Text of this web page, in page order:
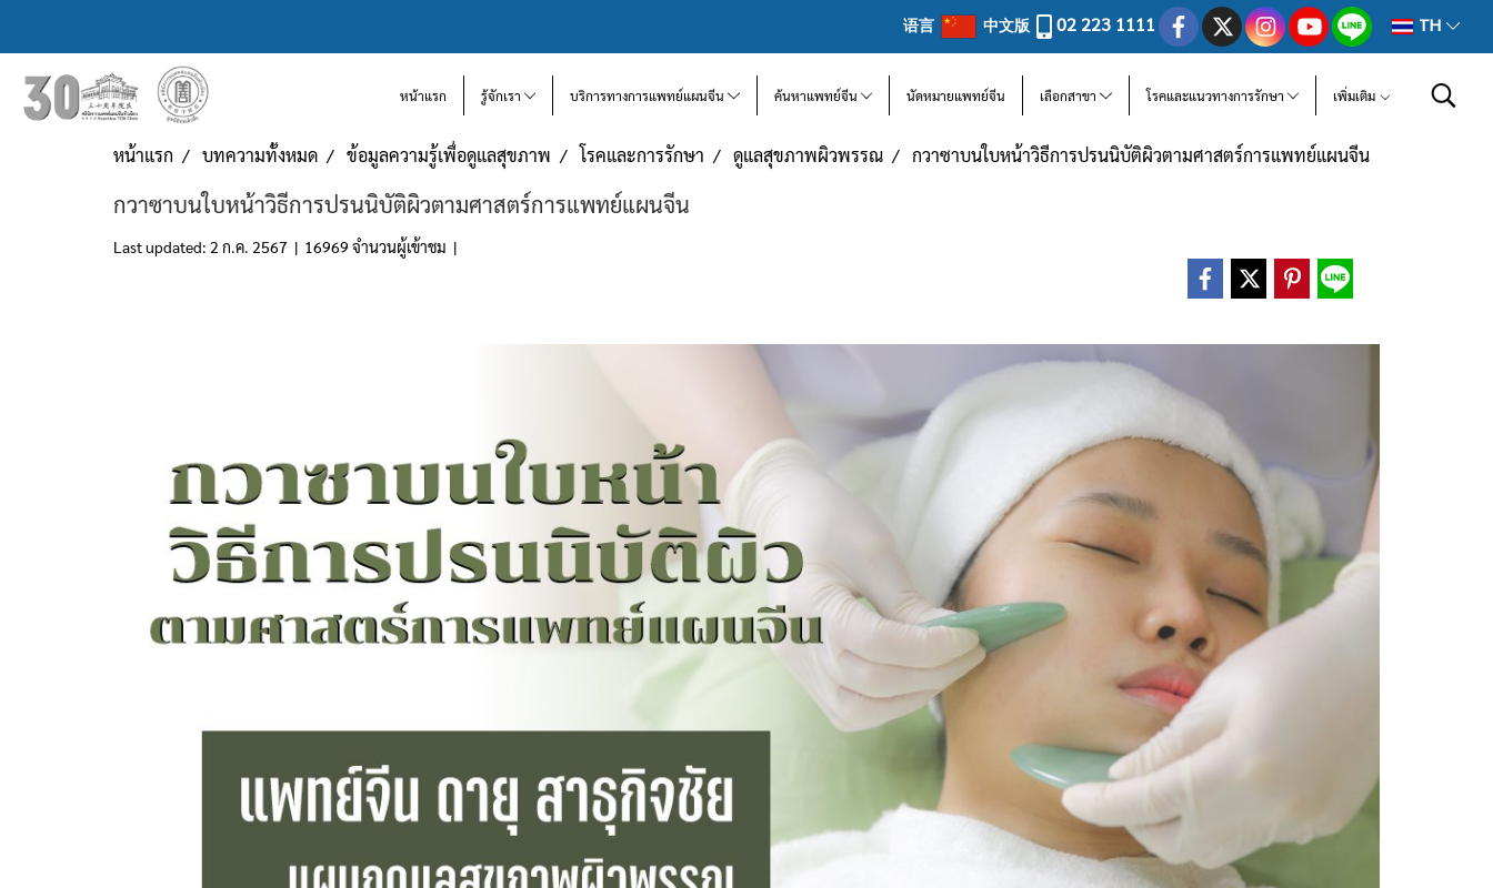
语言 中文版 02 223 1111 TH
หน้าแรก รู้จักเรา บริการทางการแพทย์แผนจีน ค้นหาแพทย์จีน นัดหมายแพทย์จีน เลือกสาขา โรคและแนวทางการรักษา เพิ่มเติม
หน้าแรก บทความทั้งหมด ข้อมูลความรู้เพื่อดูแลสุขภาพ โรคและการรักษา ดูแลสุขภาพผิวพรรณ กวาซาบนใบหน้าวิธีการปรนนิบัติผิวตามศาสตร์การแพทย์แผนจีน
กวาซาบนใบหน้าวิธีการปรนนิบัติผิวตามศาสตร์การแพทย์แผนจีน
Last updated: 2 ก.ค. 2567 | 16969 จำนวนผู้เข้าชม |